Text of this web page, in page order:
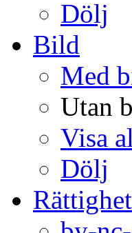
Dölj
Bild
Med
Utan
Visa
Dölj